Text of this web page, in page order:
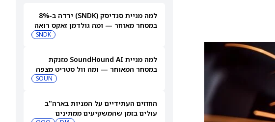
למה מניית סנדיסק (SNDK) ירדה ב-8%
במסחר מאוחר — ומה גולדמן זאקס רואה
SNDK
למה מניית SoundHound AI מזנקת
במסחר המאוחר — ומה וול סטריט מצפה
SOUN
החוזים העתידיים על המניות בארה"ב
עולים בזמן שהמשקיעים ממתינים